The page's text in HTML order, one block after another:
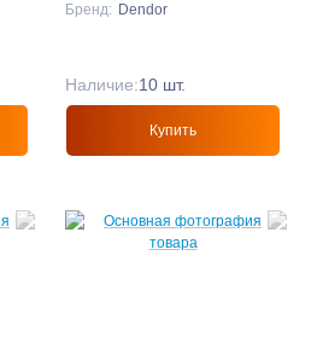
Бренд: Dendor
Наличие:10 шт.
Купить